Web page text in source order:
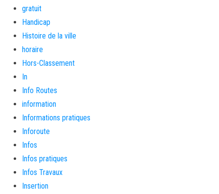
gratuit
Handicap
Histoire de la ville
horaire
Hors-Classement
In
Info Routes
information
Informations pratiques
Inforoute
Infos
Infos pratiques
Infos Travaux
Insertion